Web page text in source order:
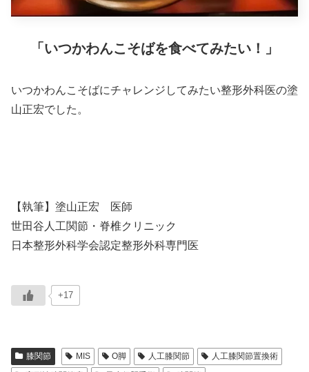
「いつかわんこそばを食べてみたい！」
いつかわんこそばにチャレンジしてみたい整形外科医の塗
山正宏でした。
【執筆】塗山正宏 医師
世田谷人工関節・脊椎クリニック
日本整形外科学会認定整形外科専門医
+17
膝関節 MIS O脚 人工膝関節
人工膝関節置換術